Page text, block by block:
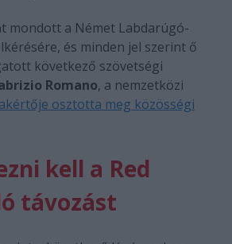
mondott a Német Labdarúgó-
és minden jel szerint ő
következő szövetségi
Romano, a nemzetközi
osztotta meg közösségi
kell a Red
távozást